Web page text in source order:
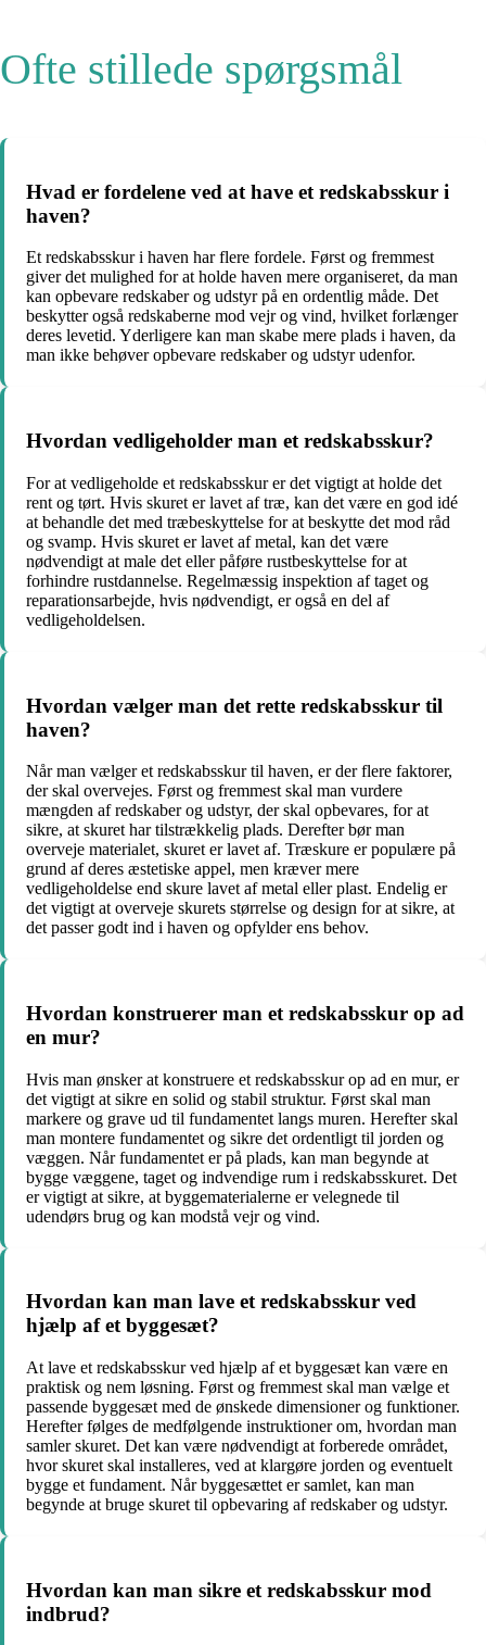
Ofte stillede spørgsmål
Hvad er fordelene ved at have et redskabsskur i
haven?
Et redskabsskur i haven har flere fordele. Først og fremmest
giver det mulighed for at holde haven mere organiseret, da man
kan opbevare redskaber og udstyr på en ordentlig måde. Det
beskytter også redskaberne mod vejr og vind, hvilket forlænger
deres levetid. Yderligere kan man skabe mere plads i haven, da
man ikke behøver opbevare redskaber og udstyr udenfor.
Hvordan vedligeholder man et redskabsskur?
For at vedligeholde et redskabsskur er det vigtigt at holde det
rent og tørt. Hvis skuret er lavet af træ, kan det være en god idé
at behandle det med træbeskyttelse for at beskytte det mod råd
og svamp. Hvis skuret er lavet af metal, kan det være
nødvendigt at male det eller påføre rustbeskyttelse for at
forhindre rustdannelse. Regelmæssig inspektion af taget og
reparationsarbejde, hvis nødvendigt, er også en del af
vedligeholdelsen.
Hvordan vælger man det rette redskabsskur til
haven?
Når man vælger et redskabsskur til haven, er der flere faktorer,
der skal overvejes. Først og fremmest skal man vurdere
mængden af redskaber og udstyr, der skal opbevares, for at
sikre, at skuret har tilstrækkelig plads. Derefter bør man
overveje materialet, skuret er lavet af. Træskure er populære på
grund af deres æstetiske appel, men kræver mere
vedligeholdelse end skure lavet af metal eller plast. Endelig er
det vigtigt at overveje skurets størrelse og design for at sikre, at
det passer godt ind i haven og opfylder ens behov.
Hvordan konstruerer man et redskabsskur op ad
en mur?
Hvis man ønsker at konstruere et redskabsskur op ad en mur, er
det vigtigt at sikre en solid og stabil struktur. Først skal man
markere og grave ud til fundamentet langs muren. Herefter skal
man montere fundamentet og sikre det ordentligt til jorden og
væggen. Når fundamentet er på plads, kan man begynde at
bygge væggene, taget og indvendige rum i redskabsskuret. Det
er vigtigt at sikre, at byggematerialerne er velegnede til
udendørs brug og kan modstå vejr og vind.
Hvordan kan man lave et redskabsskur ved
hjælp af et byggesæt?
At lave et redskabsskur ved hjælp af et byggesæt kan være en
praktisk og nem løsning. Først og fremmest skal man vælge et
passende byggesæt med de ønskede dimensioner og funktioner.
Herefter følges de medfølgende instruktioner om, hvordan man
samler skuret. Det kan være nødvendigt at forberede området,
hvor skuret skal installeres, ved at klargøre jorden og eventuelt
bygge et fundament. Når byggesættet er samlet, kan man
begynde at bruge skuret til opbevaring af redskaber og udstyr.
Hvordan kan man sikre et redskabsskur mod
indbrud?